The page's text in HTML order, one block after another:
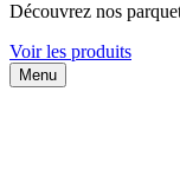
Découvrez nos
Voir les produits
Menu